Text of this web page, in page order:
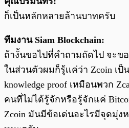
ก็เป็นหลักหลายล้านบาทครับ
ทีมงาน Siam Blockchain:
ถ้างั้นขอไปที่คำถามถัดไป จะข
ในส่วนตัวผมก็รู้เเค่ว่า Zcoin เป็
knowledge proof เหมือนพวก
คนที่ไม่ได้รู้จักหรือรู้จักแค่
Zcoin มันมีข้อเด่นอะไรมีจุดมุ่ง